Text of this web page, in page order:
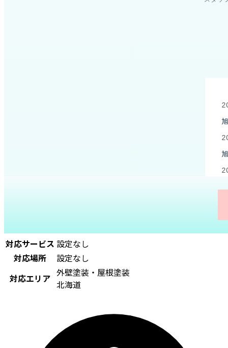
対応サービス 設定なし
対応場所
設定なし
対応エリア 外壁塗装・屋根塗装
北海道